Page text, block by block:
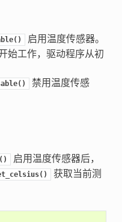
启用温度传感器。
始工作，驱动程序从初
禁用温度传感
启用温度传感器后，
获取当前测